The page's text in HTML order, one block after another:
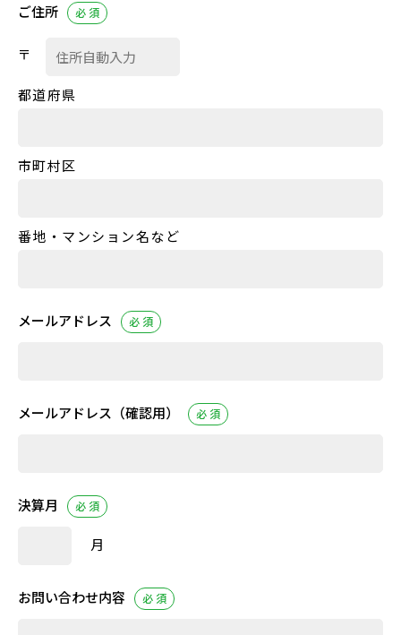
ご住所 必 須
〒
都道府県
市町村区
番地・マンション名など
メールアドレス 必 須
メールアドレス （確認用） 必 須
決算月 必 須
月
お問い合わせ内容 必 須